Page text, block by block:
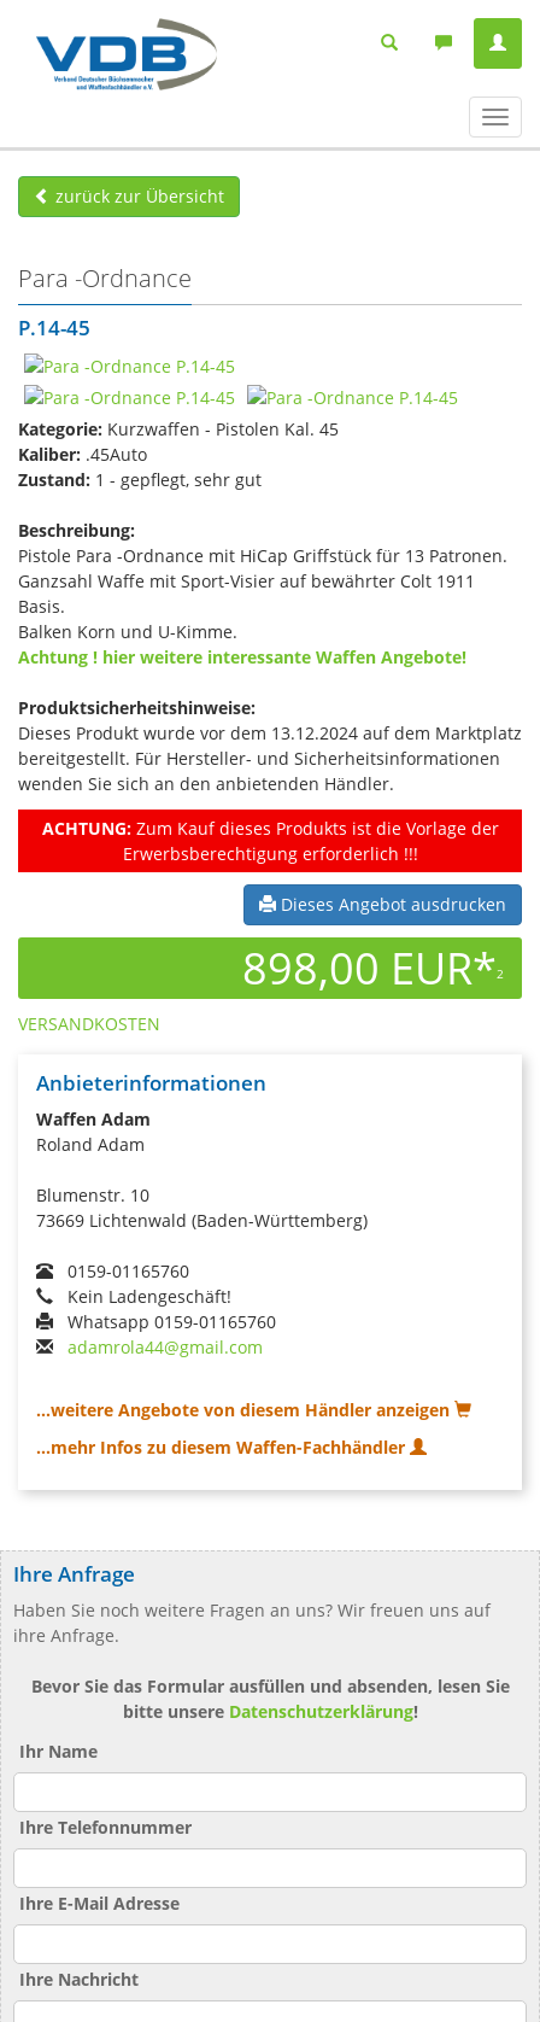
ein-/
zurück zur Übersicht
Para -Ordnance
P.14-45
Kategorie: Kurzwaffen - Pistolen Kal. 45
Kaliber: .45Auto
Zustand: 1 - gepflegt, sehr gut
Beschreibung:
Pistole Para -Ordnance mit HiCap Griffstück für 13 Patronen.
Ganzsahl Waffe mit Sport-Visier auf bewährter Colt 1911
Basis.
Balken Korn und U-Kimme.
Achtung ! hier weitere interessante Waffen Angebote!
Produktsicherheitshinweise:
Dieses Produkt wurde vor dem 13.12.2024 auf dem Marktplatz
bereitgestellt. Für Hersteller- und Sicherheitsinformationen
wenden Sie sich an den anbietenden Händler.
ACHTUNG:Zum Kauf dieses Produkts ist die Vorlage der
Erwerbsberechtigung erforderlich !!!
Dieses Angebot ausdrucken
898,00 EUR*2
VERSANDKOSTEN
Anbieterinformationen
Waffen Adam
Roland Adam
Blumenstr. 10
73669 Lichtenwald (Baden-Württemberg)
0159-01165760
Kein Ladengeschäft!
Whatsapp 0159-01165760
adamrola44@gmail.com
...weitere Angebote von diesem Händler anzeigen
...mehr Infos zu diesem Waffen-Fachhändler
Ihre Anfrage
Haben Sie noch weitere Fragen an uns? Wir freuen uns auf
ihre Anfrage.
Bevor Sie das Formular ausfüllen und absenden, lesen Sie
bitte unsere Datenschutzerklärung!
Ihr Name
Ihre Telefonnummer
Ihre E-Mail Adresse
Ihre Nachricht